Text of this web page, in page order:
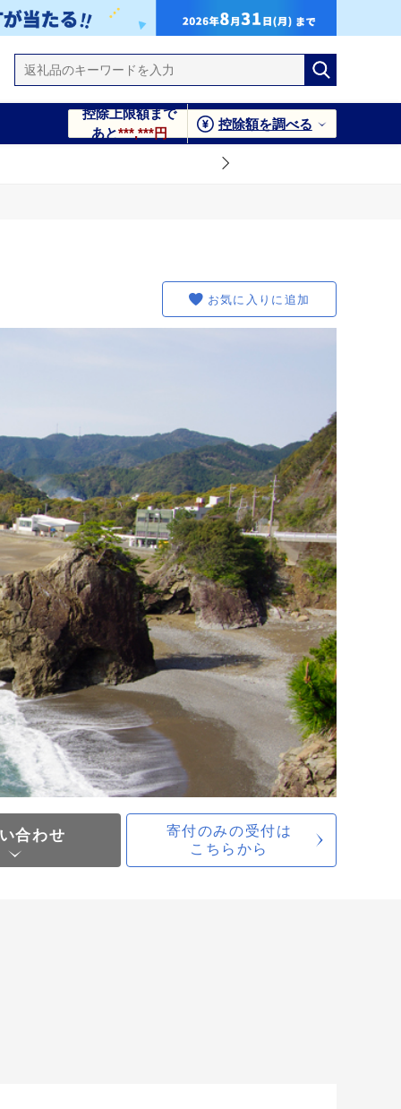
控除上限額まで
あと***,***円
控除額を調べる
お気に入りに追加
合わせ
寄付のみの受付は
こちらから